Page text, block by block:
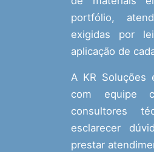
portfólio,
exigidas por
aplicação de
A KR Soluções
com equipe
consultores
esclarecer
prestar